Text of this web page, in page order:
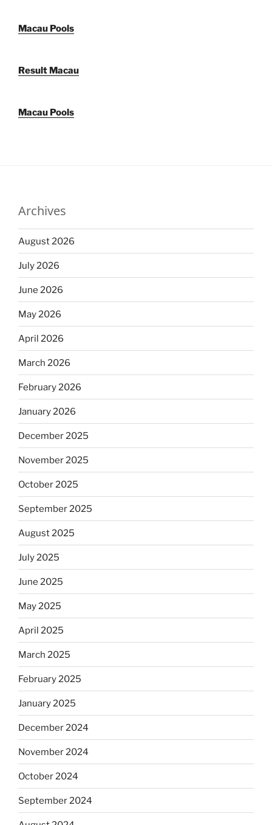
Macau Pools
Result Macau
Macau Pools
Archives
August 2026
July 2026
June 2026
May 2026
April 2026
March 2026
February 2026
January 2026
December 2025
November 2025
October 2025
September 2025
August 2025
July 2025
June 2025
May 2025
April 2025
March 2025
February 2025
January 2025
December 2024
November 2024
October 2024
September 2024